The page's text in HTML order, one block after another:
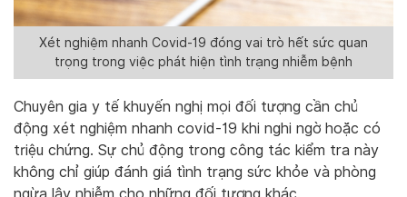
Xét nghiệm nhanh Covid-19 đóng vai trò hết sức quan
trọng trong việc phát hiện tình trạng nhiễm bệnh
Chuyên gia y tế khuyến nghị mọi đối tượng cần chủ
động xét nghiệm nhanh covid-19 khi nghi ngờ hoặc có
triệu chứng. Sự chủ động trong công tác kiểm tra này
không chỉ giúp đánh giá tình trạng sức khỏe và phòng